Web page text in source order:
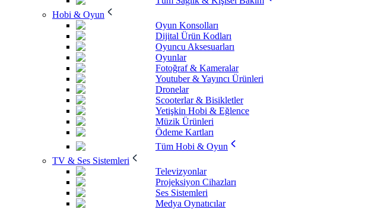
Hobi & Oyun
Oyun Konsolları
Dijital Ürün Kodları
Oyuncu Aksesuarları
Oyunlar
Fotoğraf & Kameralar
Youtuber & Yayıncı Ürünleri
Dronelar
Scooterlar & Bisikletler
Yetişkin Hobi & Eğlence
Müzik Ürünleri
Ödeme Kartları
Tüm Hobi & Oyun
TV & Ses Sistemleri
Televizyonlar
Projeksiyon Cihazları
Ses Sistemleri
Medya Oynatıcılar